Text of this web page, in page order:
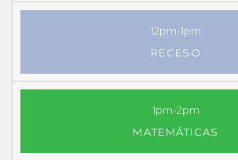
12pm-1pm
RECESO
1pm-2pm
MATEMÁTICAS